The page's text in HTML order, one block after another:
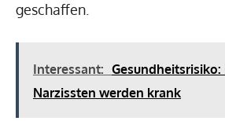
geschaffen.
Interessant:
Narzissten werden krank